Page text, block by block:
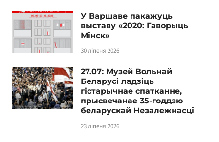
У Варшаве пакажуць
выставу «2020: Гаворыць
Мінск»
30 ліпеня 2026
27.07: Музей Вольнай
Беларусі ладзіць
гістарычнае спатканне,
прысвечанае 35-годдзю
беларускай Незалежнасці
23 ліпеня 2026